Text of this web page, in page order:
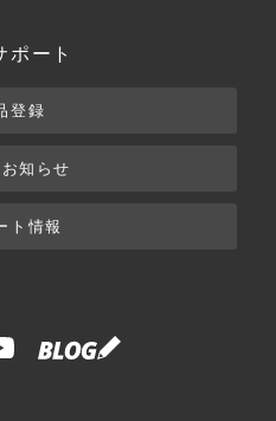
ポート
登録
知らせ
ト情報